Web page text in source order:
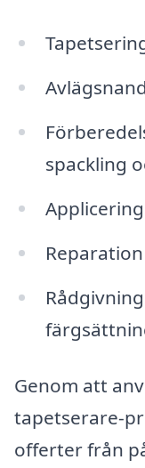
spackling
Genom att
tapetserare-
offerter från